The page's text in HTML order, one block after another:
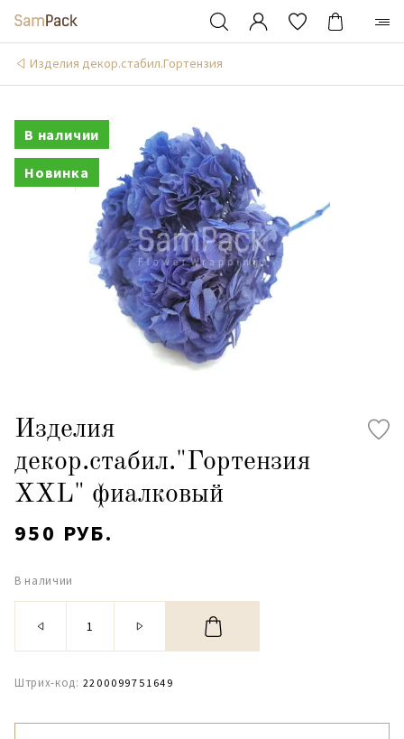
Изделия декор.стабил.Гортензия
В наличии
Новинка
Изделия
декор.стабил."Гортензия
XXL" фиалковый
950 РУБ.
В наличии
Штрих-код: 2200099751649